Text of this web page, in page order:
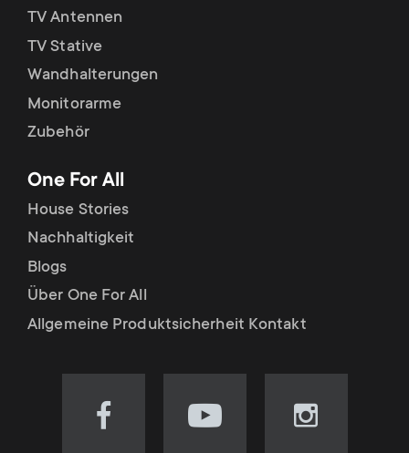
TV Antennen
TV Stative
Wandhalterungen
Monitorarme
Zubehör
One For All
House Stories
Nachhaltigkeit
Blogs
Über One For All
Allgemeine Produktsicherheit Kontakt
Visit
Visit
Visit